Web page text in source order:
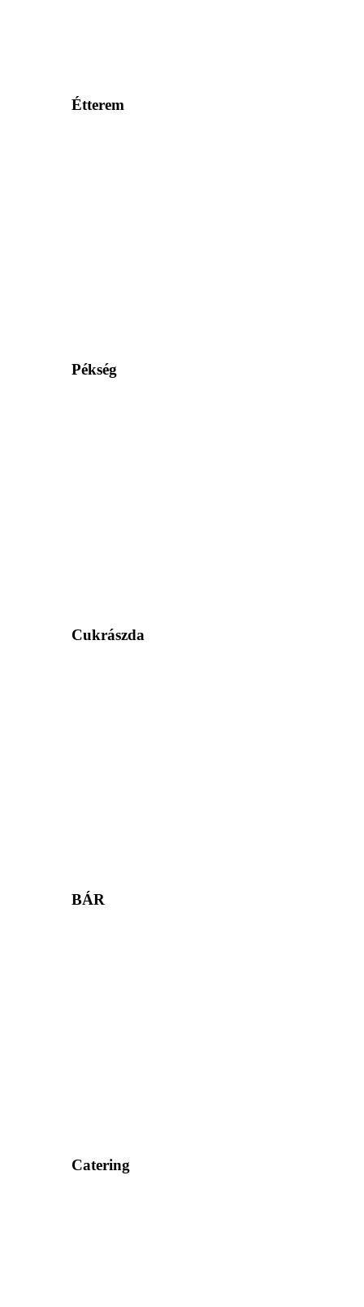
Étterem
Pékség
Cukrászda
BÁR
Catering